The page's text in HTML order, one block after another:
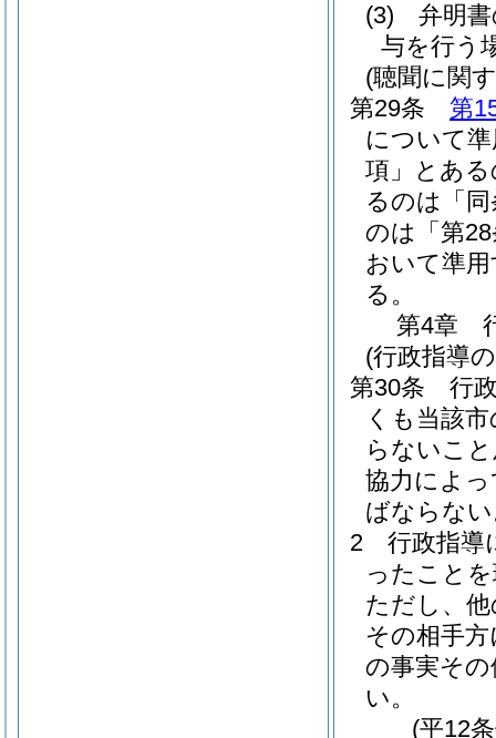
(3)
弁明
与を行う
(聴聞に関
第29条
第
について
項」とあ
るのは「
のは「第
おいて準
る。
第4章
(行政指導
第30条
行
くも当該
らないこ
協力によ
ばならな
2
行政指導
ったこと
ただし、
その相手
の事実そ
い。
(平12